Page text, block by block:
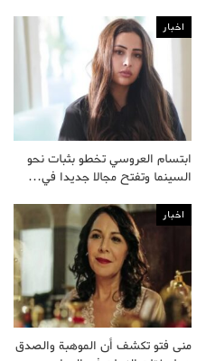
اخبار
ابتسام العروسي تخطو بثبات نحو
السينما وتفتح مجالا جديدا في…
اخبار
منى فتو تكشف أن الموهبة والصدق